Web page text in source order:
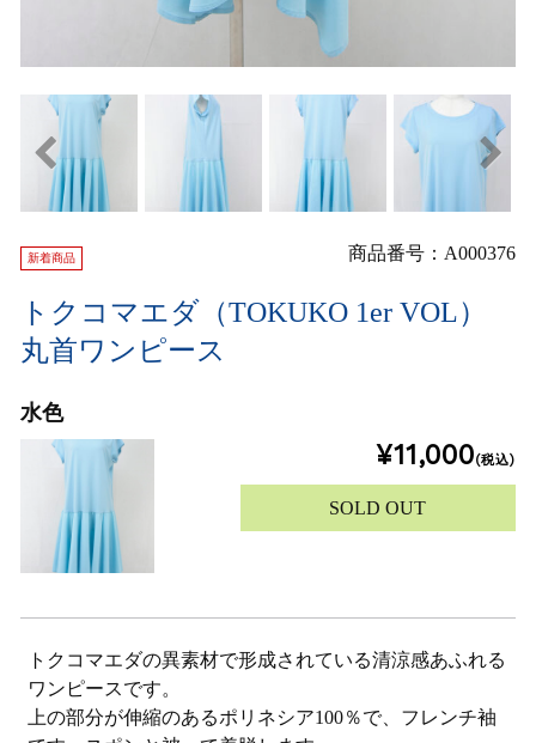
新着商品 商品番号：A000376
トクコマエダ（TOKUKO 1er VOL）
丸首ワンピース
水色
¥11,000(税込)
SOLD OUT
トクコマエダの異素材で形成されている清涼感あふれる
ワンピースです。
上の部分が伸縮のあるポリネシア100％で、フレンチ袖